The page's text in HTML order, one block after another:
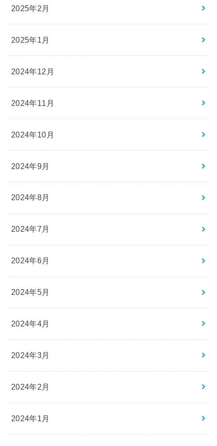
2025年2月
2025年1月
2024年12月
2024年11月
2024年10月
2024年9月
2024年8月
2024年7月
2024年6月
2024年5月
2024年4月
2024年3月
2024年2月
2024年1月